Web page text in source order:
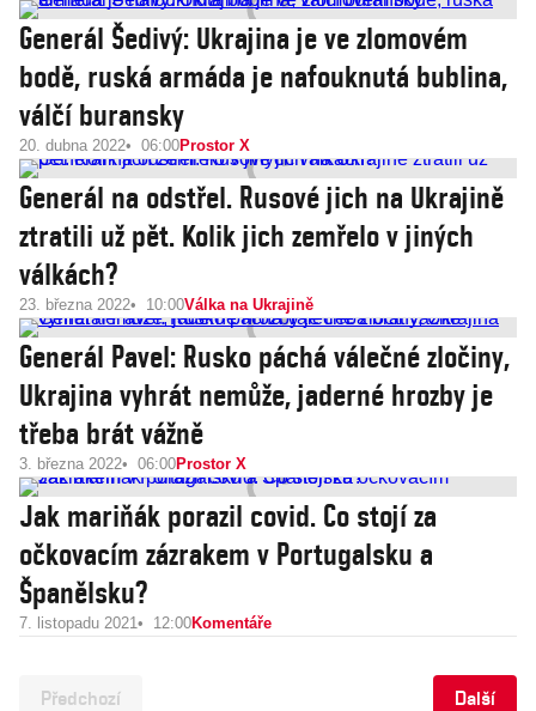
Generál Šedivý: Ukrajina je ve zlomovém
bodě, ruská armáda je nafouknutá bublina,
válčí buransky
20. dubna 2022 06:00Prostor X
Generál na odstřel. Rusové jich na Ukrajině
ztratili už pět. Kolik jich zemřelo v jiných
válkách?
23. března 2022 10:00Válka na Ukrajině
Generál Pavel: Rusko páchá válečné zločiny,
Ukrajina vyhrát nemůže, jaderné hrozby je
třeba brát vážně
3. března 2022 06:00Prostor X
Jak mariňák porazil covid. Co stojí za
očkovacím zázrakem v Portugalsku a
Španělsku?
7. listopadu 2021 12:00Komentáře
Předchozí Další